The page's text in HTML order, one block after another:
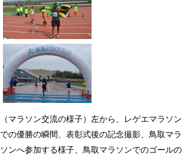
（マラソン交流の様子）左から、レゲエマラソン
での優勝の瞬間、表彰式後の記念撮影、鳥取マラ
ソンへ参加する様子、鳥取マラソンでのゴールの